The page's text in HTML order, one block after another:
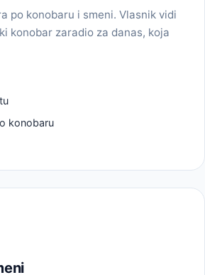
po konobaru i smeni. Vlasnik vidi
konobar zaradio za danas, koja
konobaru